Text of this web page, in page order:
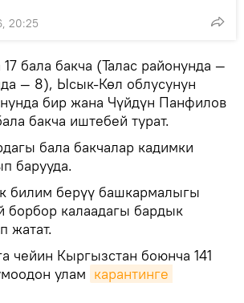
20:25
бала бакча (Талас районунда —
— 8), Ысык-Көл облусунун
бир жана Чүйдүн Панфилов
бакча иштебей турат.
бала бакчалар кадимки
барууда.
билим берүү башкармалыгы
борбор калаадагы бардык
жатат.
чейин Кыргызстан боюнча 141
улам карантинге